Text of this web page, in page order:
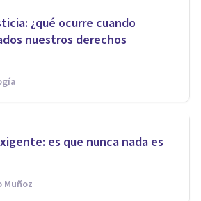
¿qué ocurre cuando
nuestros derechos
es que nunca nada es
Muñoz